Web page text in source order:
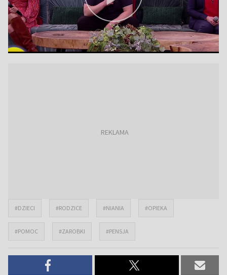
#DZIECI #RODZICE #NIANIA #OPIEKA
#POMOC #ZAROBKI #PENSJA